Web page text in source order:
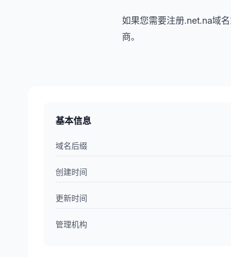
如果您需要注册.net.na域
商。
基本信息
域名后缀
创建时间
更新时间
管理机构